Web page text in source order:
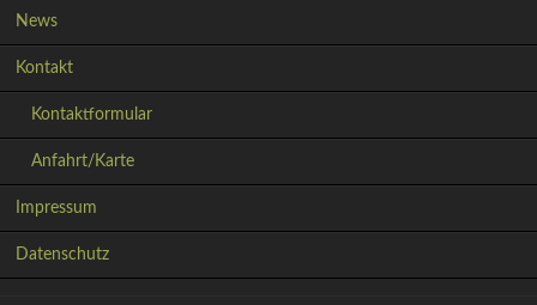
News
Kontakt
Kontaktformular
Anfahrt/Karte
Navigation
überspringen
Impressum
Datenschutz